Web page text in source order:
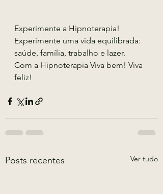
Experimente a Hipnoterapia!
Experimente uma vida equilibrada:
saúde, família, trabalho e lazer.
Com a Hipnoterapia Viva bem! Viva
feliz!
Posts recentes Ver tudo